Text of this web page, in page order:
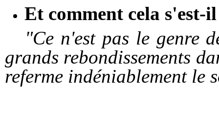
Et comment cela s'est-
"Ce n'est pas le genre
grands rebondissements
referme indéniablement le